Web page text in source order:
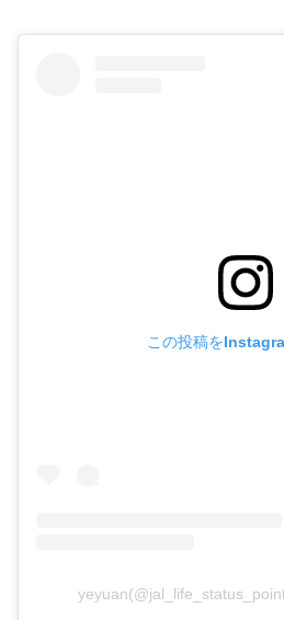
この投稿を